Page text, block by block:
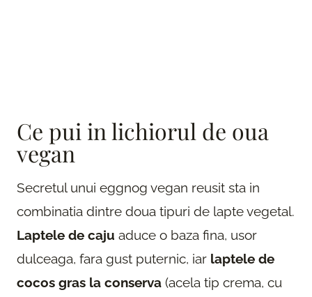
Ce pui in lichiorul de oua
vegan
Secretul unui eggnog vegan reusit sta in
combinatia dintre doua tipuri de lapte vegetal.
Laptele de caju aduce o baza fina, usor
dulceaga, fara gust puternic, iar laptele de
cocos gras la conserva (acela tip crema, cu